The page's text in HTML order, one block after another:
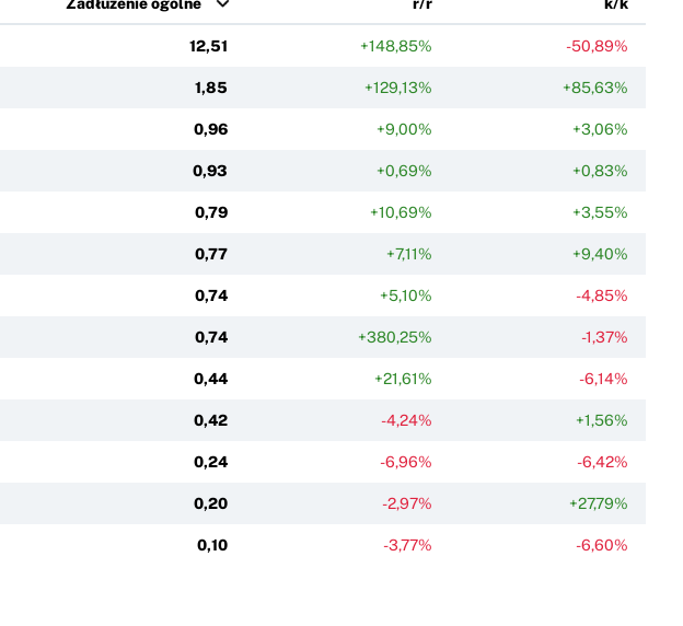
12,51 +148,85% -50,89%
1,85 +129,13% +85,63%
0,96 +9,00% +3,06%
0,93 +0,69% +0,83%
0,79 +10,69% +3,55%
0,77 +7,11% +9,40%
0,74 +5,10% -4,85%
0,74 +380,25% -1,37%
0,44 +21,61% -6,14%
0,42 -4,24% +1,56%
0,24 -6,96% -6,42%
0,20 -2,97% +27,79%
0,10 -3,77% -6,60%